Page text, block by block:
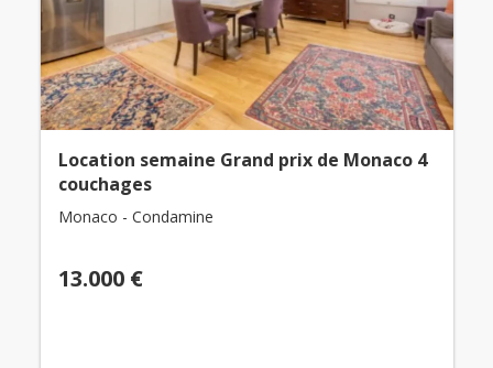
Location semaine Grand prix de Monaco 4
couchages
Monaco - Condamine
13.000 €